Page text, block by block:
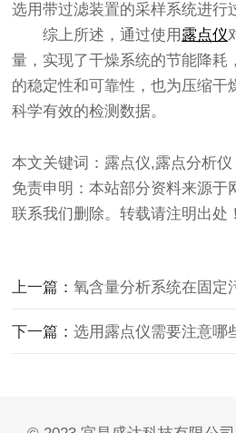
选用带过滤装置的采样系统进行
综上所述，通过使用 露点仪
量，实现了干燥系统的节能降耗
的稳定性和可靠性，也为压缩干
科学有效的检测数据。
本文关键词：露点仪,露点分析仪
免责申明：本站部分资料来源于
联系我们删除。转载请注明出处！
上一篇：氧含量分析系统在固定污
下一篇：选用露点仪需要注意哪